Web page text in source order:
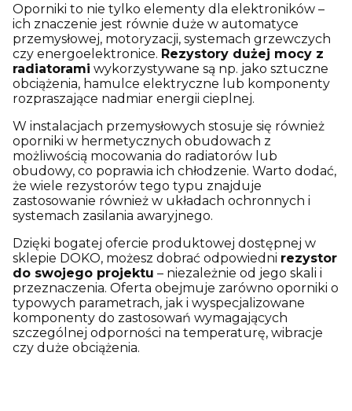
Oporniki to nie tylko elementy dla elektroników –
ich znaczenie jest równie duże w automatyce
przemysłowej, motoryzacji, systemach grzewczych
czy energoelektronice. Rezystory dużej mocy z
radiatorami wykorzystywane są np. jako sztuczne
obciążenia, hamulce elektryczne lub komponenty
rozpraszające nadmiar energii cieplnej.
W instalacjach przemysłowych stosuje się również
oporniki w hermetycznych obudowach z
możliwością mocowania do radiatorów lub
obudowy, co poprawia ich chłodzenie. Warto dodać,
że wiele rezystorów tego typu znajduje
zastosowanie również w układach ochronnych i
systemach zasilania awaryjnego.
Dzięki bogatej ofercie produktowej dostępnej w
sklepie DOKO, możesz dobrać odpowiedni rezystor
do swojego projektu – niezależnie od jego skali i
przeznaczenia. Oferta obejmuje zarówno oporniki o
typowych parametrach, jak i wyspecjalizowane
komponenty do zastosowań wymagających
szczególnej odporności na temperaturę, wibracje
czy duże obciążenia.